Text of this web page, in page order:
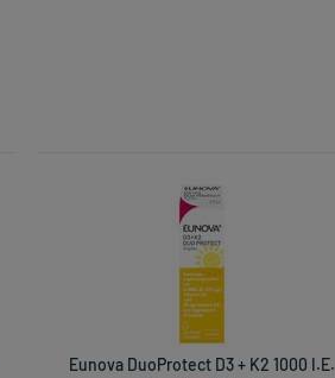
Eunova DuoProtect D3 + K2 1000 I.E.